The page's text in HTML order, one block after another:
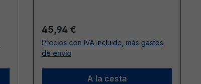
Precio normal:
45,94 €
Precios con IVA incluido, más gastos
de envío
A la cesta